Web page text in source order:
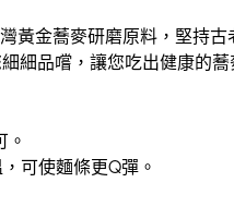
黃金蕎麥研磨原料，堅持古
細品嚐，讓您吃出健康的蕎
。
可使麵條更Q彈。